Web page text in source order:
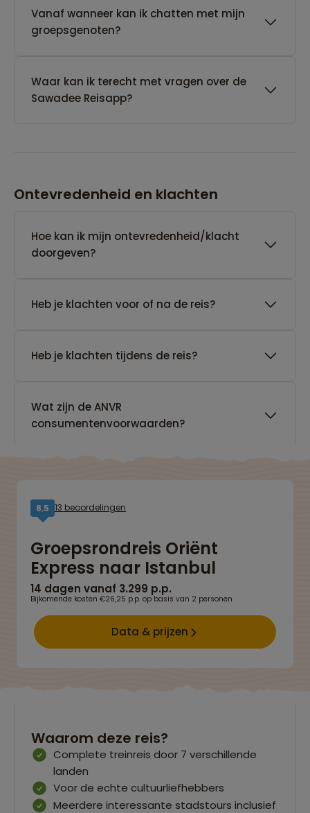
Vanaf wanneer kan ik chatten met mijn
groepsgenoten?
Waar kan ik terecht met vragen over de
Sawadee Reisapp?
Ontevredenheid en klachten
Hoe kan ik mijn ontevredenheid/klacht
doorgeven?
Heb je klachten voor of na de reis?
Heb je klachten tijdens de reis?
Wat zijn de ANVR
consumentenvoorwaarden?
8,5 13 beoordelingen
Groepsrondreis Oriënt
Express naar Istanbul
14 dagen vanaf 3.299 p.p.
Bijkomende kosten €26,25 p.p. op basis van 2 personen
Data & prijzen
Waarom deze reis?
Complete treinreis door 7 verschillende
landen
Voor de echte cultuurliefhebbers
Meerdere interessante stadstours inclusief